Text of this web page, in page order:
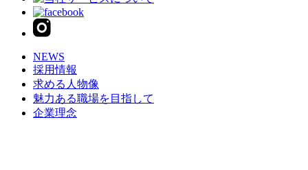
NEWS
採用情報
求める人物像
魅力ある職場を目指して
企業理念